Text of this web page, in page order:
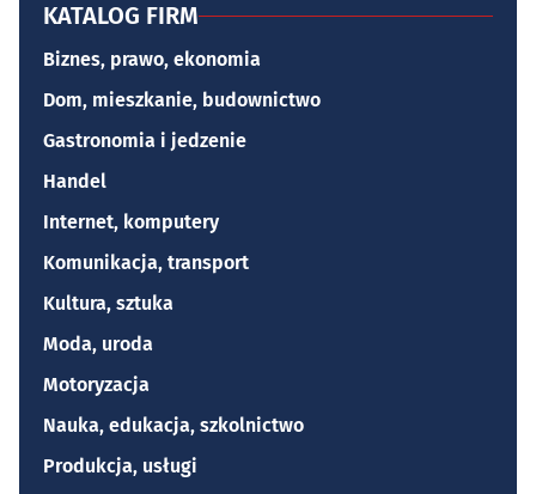
KATALOG FIRM
Biznes, prawo, ekonomia
Dom, mieszkanie, budownictwo
Gastronomia i jedzenie
Handel
Internet, komputery
Komunikacja, transport
Kultura, sztuka
Moda, uroda
Motoryzacja
Nauka, edukacja, szkolnictwo
Produkcja, usługi